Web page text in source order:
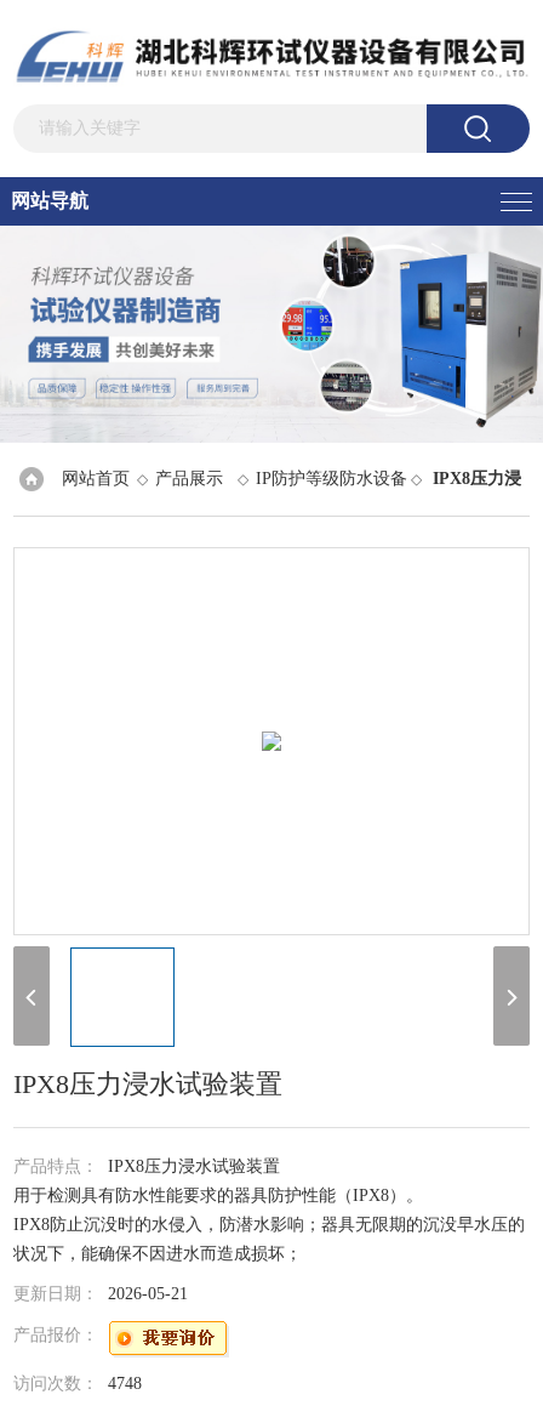
网站导航
网站首页 ◇ 产品展示 ◇IP防护等级防水设备 ◇IPX8压力浸
水试验设备> IPX8压力浸水试验装置
IPX8压力浸水试验装置
产品特点：IPX8压力浸水试验装置
用于检测具有防水性能要求的器具防护性能（IPX8）。
IPX8防止沉没时的水侵入，防潜水影响；器具无限期的沉没早水压的
状况下，能确保不因进水而造成损坏；
更新日期：2026-05-21
产品报价：
访问次数：4748